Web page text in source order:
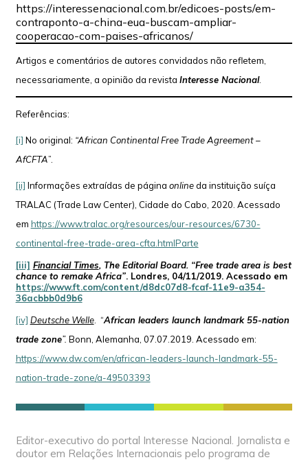
https://interessenacional.com.br/edicoes-posts/em-
contraponto-a-china-eua-buscam-ampliar-
cooperacao-com-paises-africanos/
Artigos e comentários de autores convidados não refletem,
necessariamente, a opinião da revista Interesse Nacional.
Referências:
[i] No original: “African Continental Free Trade Agreement –
AfCFTA”.
[ii] Informações extraídas de página onlineda instituição suíça
TRALAC (Trade Law Center), Cidade do Cabo, 2020. Acessado
em https://www.tralac.org/resources/our-resources/6730-
continental-free-trade-area-cfta.htmlParte
[iii] Financial Times, The Editorial Board. “Free trade area is best
chance to remake Africa”. Londres, 04/11/2019. Acessado em
https://www.ft.com/content/d8dc07d8-fcaf-11e9-a354-
36acbbb0d9b6
[iv] Deutsche Welle. “African leaders launch landmark 55-nation
trade zone”. Bonn, Alemanha, 07.07.2019. Acessado em:
https://www.dw.com/en/african-leaders-launch-landmark-55-
nation-trade-zone/a-49503393
Editor-executivo do portal Interesse Nacional. Jornalista e
doutor em Relações Internacionais pelo programa de